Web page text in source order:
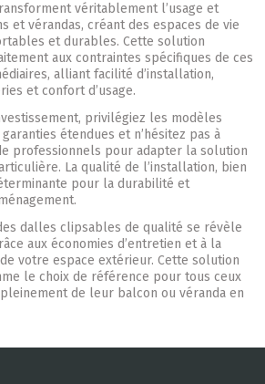
véritablement l’usage et
et vérandas, créant des espaces de vie
et durables. Cette solution
aux contraintes spécifiques de ces
alliant facilité d’installation,
et confort d’usage.
privilégiez les modèles
étendues et n’hésitez pas à
professionnels pour adapter la solution
La qualité de l’installation, bien
pour la durabilité et
dalles clipsables de qualité se révèle
aux économies d’entretien et à la
votre espace extérieur. Cette solution
le choix de référence pour tous ceux
de leur balcon ou véranda en